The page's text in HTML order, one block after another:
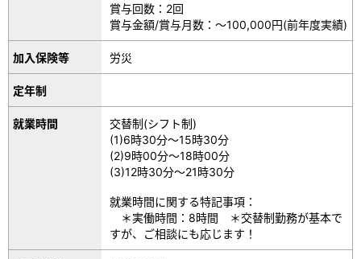
賞与回数：2回
賞与金額/賞与月数：～100,000円(前年度実績)
加入保険等 労災
定年制
就業時間
交替制(シフト制)
(1)6時30分～15時30分
(2)9時00分～18時00分
(3)12時30分～21時30分
就業時間に関する特記事項：
＊実働時間：8時間 ＊交替制勤務が基本で
すが、ご相談にも応じます！